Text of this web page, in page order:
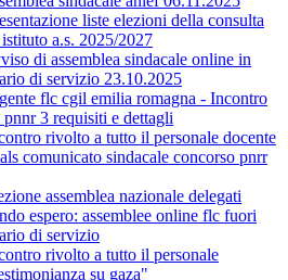
liste elezioni della consulta
a.s. 2025/2027
di assemblea sindacale online in
di servizio 23.10.2025
flc cgil emilia romagna - Incontro
pnnr 3 requisiti e dettagli
rivolto a tutto il personale docente
comunicato sindacale concorso pnrr
assemblea nazionale delegati
espero: assemblee online flc fuori
di servizio
rivolto a tutto il personale
su gaza"